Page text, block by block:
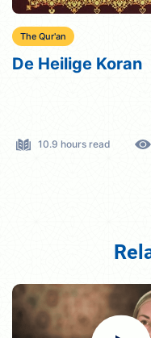
The Qur'an
De Heilige Koran
10.9 hours read